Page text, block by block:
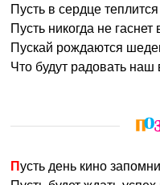
Пусть в сердце
Пусть никогда не гаснет
Пускай рождаются
Что будут радовать наш
Пусть день кино